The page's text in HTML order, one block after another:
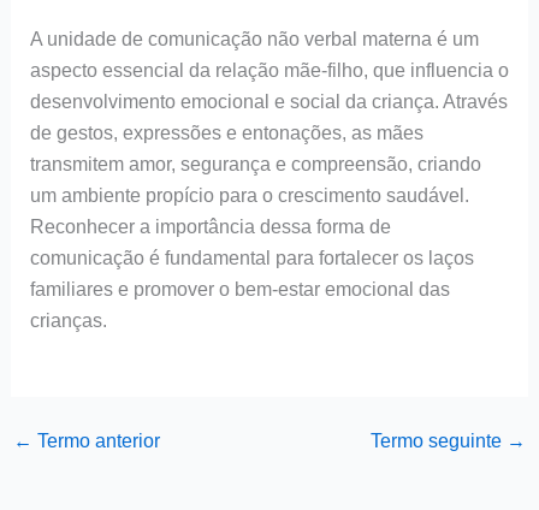
A unidade de comunicação não verbal materna é um
aspecto essencial da relação mãe-filho, que influencia o
desenvolvimento emocional e social da criança. Através
de gestos, expressões e entonações, as mães
transmitem amor, segurança e compreensão, criando
um ambiente propício para o crescimento saudável.
Reconhecer a importância dessa forma de
comunicação é fundamental para fortalecer os laços
familiares e promover o bem-estar emocional das
crianças.
← Termo anterior Termo seguinte →